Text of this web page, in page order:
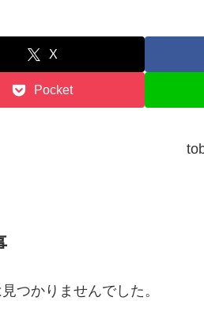
X
Pocket
つかりませんでした。